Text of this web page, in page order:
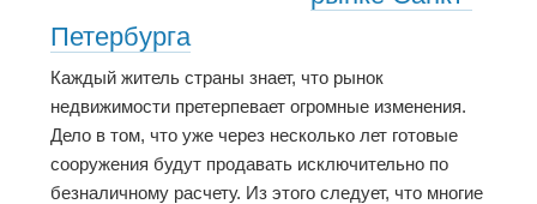
Петербурга
Каждый житель страны знает, что рынок
недвижимости претерпевает огромные изменения.
Дело в том, что уже через несколько лет готовые
сооружения будут продавать исключительно по
безналичному расчету. Из этого следует, что многие